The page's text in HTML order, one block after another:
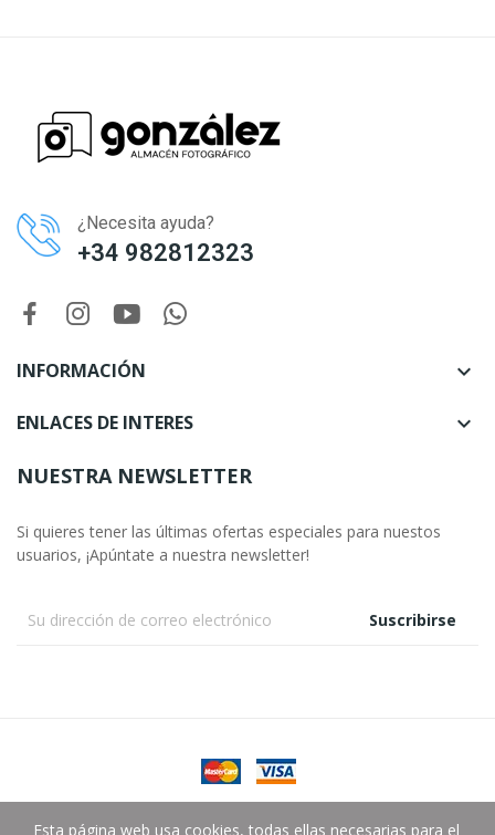
¿Necesita ayuda?
+34 982812323
INFORMACIÓN 
ENLACES DE INTERES

NUESTRA NEWSLETTER
Si quieres tener las últimas ofertas especiales para nuestos
usuarios, ¡Apúntate a nuestra newsletter!
Suscribirse
Copyright © González Almacén Fotográfico SLU.
Esta página web usa cookies, todas ellas necesarias para el